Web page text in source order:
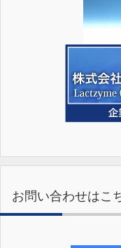
お問い合わせはこ